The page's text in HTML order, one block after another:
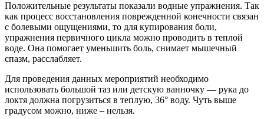
Положительные результаты показали водные упражнения. Так
как процесс восстановления поврежденной конечности связан
с болевыми ощущениями, то для купирования боли,
упражнения первичного цикла можно проводить в теплой
воде. Она помогает уменьшить боль, снимает мышечный
спазм, расслабляет.
Для проведения данных мероприятий необходимо
использовать большой таз или детскую ванночку — рука до
локтя должна погрузиться в теплую, 36° воду. Чуть выше
градусом можно, ниже – нельзя.